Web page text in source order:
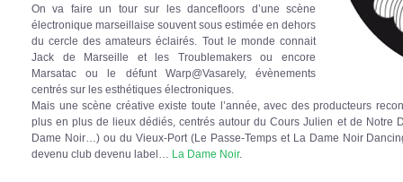
On va faire un tour sur les dancefloors d’une scène
électronique marseillaise souvent sous estimée en dehors
du cercle des amateurs éclairés. Tout le monde connait
Jack de Marseille et les Troublemakers ou encore
Marsatac ou le défunt Warp@Vasarely, évènements
centrés sur les esthétiques électroniques.
Mais une scène créative existe toute l’année, avec des producteurs
plus en plus de lieux dédiés, centrés autour du Cours Julien et de Notre
Dame Noir…) ou du Vieux-Port (Le Passe-Temps et La Dame Noir
devenu club devenu label… La Dame Noir.